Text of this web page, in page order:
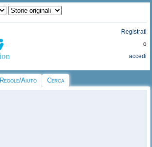
Registrati
o
accedi
Regole/Aiuto Cerca